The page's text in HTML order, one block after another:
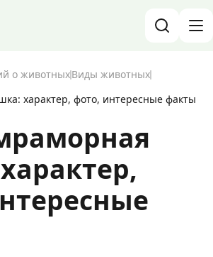
и ветеринарии
о животныхВиды животных
характер, фото, интересные факты